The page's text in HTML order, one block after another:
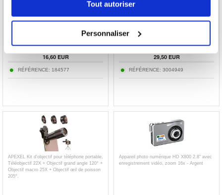
Tout autoriser
Personnaliser
3.0 Compatible - Blanc
16,60EUR
RÉFÉRENCE: 184577
Objectif pour Smartphones et Tablettes
29,50EUR
RÉFÉRENCE: 3004949
APEXEL Kit d'objectif pour téléphone portable,
Téléobjectif 22X + Objectif grand angle 120° +
Objectif macro 25X + Objectif œil de poisson
205°.
Appareil photo numérique HD X800 2.8" avec
enregistrement vidéo, zoom 16x - Argent